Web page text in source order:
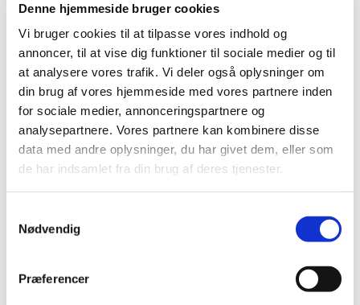
Denne hjemmeside bruger cookies
Vi bruger cookies til at tilpasse vores indhold og
annoncer, til at vise dig funktioner til sociale medier og til
at analysere vores trafik. Vi deler også oplysninger om
din brug af vores hjemmeside med vores partnere inden
for sociale medier, annonceringspartnere og
analysepartnere. Vores partnere kan kombinere disse
data med andre oplysninger, du har givet dem, eller som
de har indsamlet fra din brug af deres tjenester.
Nødvendig
Præferencer